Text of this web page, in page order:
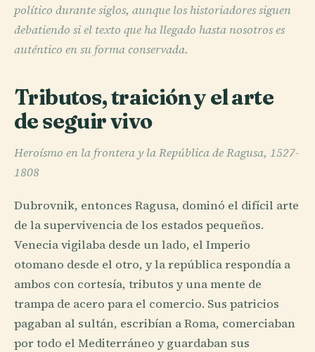
político durante siglos, aunque los historiadores siguen
debatiendo si el texto que ha llegado hasta nosotros es
auténtico en su forma conservada.
Tributos, traición y el arte
de seguir vivo
Heroísmo en la frontera y la República de Ragusa, 1527-
1808
Dubrovnik, entonces Ragusa, dominó el difícil arte
de la supervivencia de los estados pequeños.
Venecia vigilaba desde un lado, el Imperio
otomano desde el otro, y la república respondía a
ambos con cortesía, tributos y una mente de
trampa de acero para el comercio. Sus patricios
pagaban al sultán, escribían a Roma, comerciaban
por todo el Mediterráneo y guardaban sus